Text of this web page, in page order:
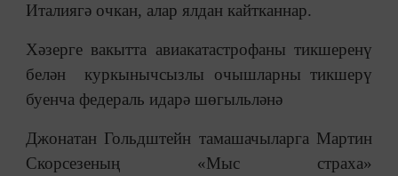
Италиягә очкан, алар ялдан кайтканнар.
Хәзерге вакытта авиакатастрофаны тикшеренү
белән куркынычсызлы очышларны тикшерү
буенча федераль идарә шөгыльләнә
Джонатан Гольдштейн тамашачыларга Мартин
Скорсезеның «Мыс страха»